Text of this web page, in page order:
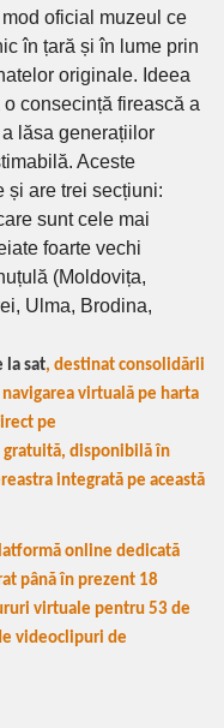
oficial muzeul ce
în țară și în lume prin
originale. Ideea
consecință firească a
lăsa generațiilor
Aceste
și are trei secțiuni:
sunt cele mai
foarte vechi
(Moldovița,
Ulma, Brodina,
la sat, destinat consolidării
virtuală pe harta
pe
disponibilă în
integrată pe această
online dedicată
până în prezent 18
virtuale pentru 53 de
videoclipuri de